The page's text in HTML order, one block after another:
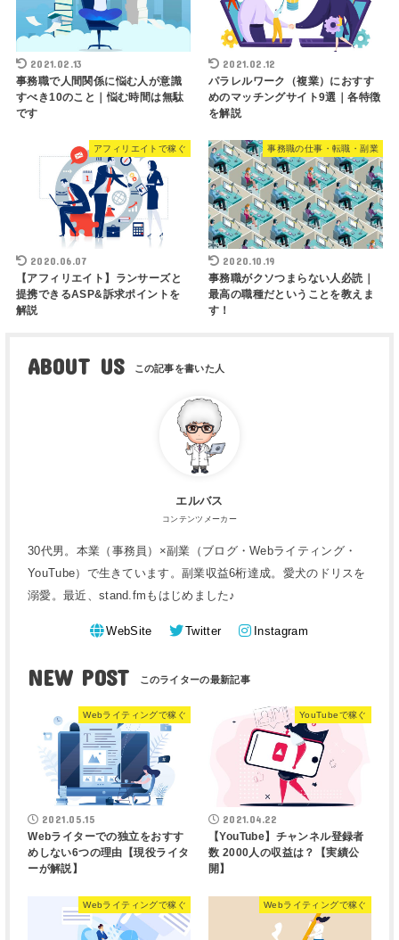
2021.02.13
事務職で人間関係に悩む人が意識
すべき10のこと｜悩む時間は無駄
です
2021.02.12
パラレルワーク（複業）におすす
めのマッチングサイト9選｜各特徴
を解説
アフィリエイトで稼ぐ
2020.06.07
【アフィリエイト】ランサーズと
提携できるASP&訴求ポイントを
解説
事務職の仕事・転職・副業
2020.10.19
事務職がクソつまらない人必読｜
最高の職種だということを教えま
す！
ABOUT US
エルバス
コンテンツメーカー
30代男。本業（事務員）×副業（ブログ・Webライティング・
YouTube）で生きています。副業収益6桁達成。愛犬のドリスを
溺愛。最近、stand.fmもはじめました♪
WebSite Twitter Instagram
NEW POST
Webライティングで稼ぐ
2021.05.15
Webライターでの独立をおすす
めしない6つの理由【現役ライタ
ーが解説】
YouTubeで稼ぐ
2021.04.22
【YouTube】チャンネル登録者
数 2000人の収益は？【実績公
開】
Webライティングで稼ぐ Webライティングで稼ぐ